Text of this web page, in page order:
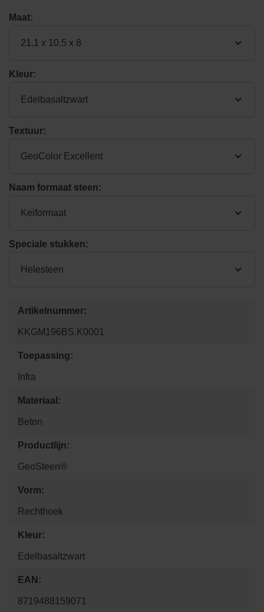
Maat:
21.1 x 10.5 x 8
Kleur:
Edelbasaltzwart
Textuur:
GeoColor Excellent
Naam formaat steen:
Keiformaat
Speciale stukken:
Helesteen
Artikelnummer:
KKGM196BS.K0001
Toepassing:
Infra
Materiaal:
Beton
Productlijn:
GeoSteen®
Vorm:
Rechthoek
Kleur:
Edelbasaltzwart
EAN:
8719488159071